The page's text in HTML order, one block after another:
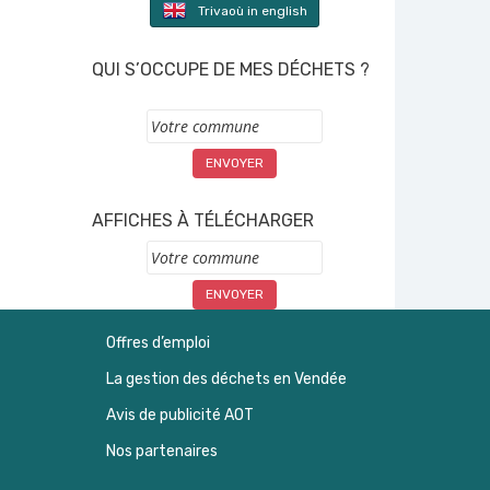
Trivaoù in english
QUI S’OCCUPE DE MES DÉCHETS ?
Commune
AFFICHES À TÉLÉCHARGER
Commune
Offres d’emploi
La gestion des déchets en Vendée
Avis de publicité AOT
Nos partenaires